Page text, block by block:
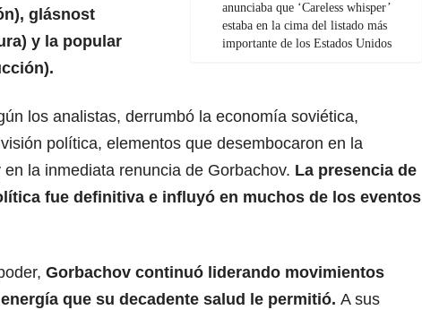
anunciaba que ‘Careless whisper’
estaba en la cima del listado más
importante de los Estados Unidos
glásnost
y la popular
los analistas, derrumbó la economía soviética,
política, elementos que desembocaron en la
la inmediata renuncia de Gorbachov. La presencia de
fue definitiva e influyó en muchos de los eventos
Gorbachov continuó liderando movimientos
que su decadente salud le permitió. A sus